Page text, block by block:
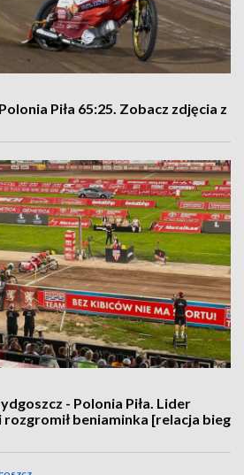
Piła 65:25. Zobacz zdjęcia z
- Polonia Piła. Lider
beniaminka [relacja bieg